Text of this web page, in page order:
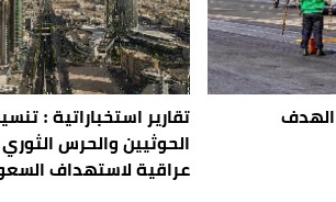
الهدف
تقارير استخباراتية :
الحوثيين والحرس
عراقية لاستهداف